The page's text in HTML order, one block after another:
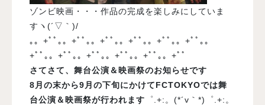
ゾンビ映画・・・作品の完成を楽しみにしていま
すヽ(´▽｀)/
｡。+ﾟﾟ｡。+ﾟﾟ｡。+ﾟﾟ｡。+ﾟﾟ｡。+ﾟﾟ｡。+ﾟﾟ｡。
+ﾟﾟ｡。+ﾟﾟ｡。+ﾟﾟ｡。+ﾟﾟ｡。+ﾟﾟ｡。+ﾟﾟ
さてさて、舞台公演＆映画祭のお知らせです
8月の末から9月の下旬にかけてFCTOKYOでは舞
台公演＆映画祭が行われます ゜.+:。(*´v｀*)゜.+:。